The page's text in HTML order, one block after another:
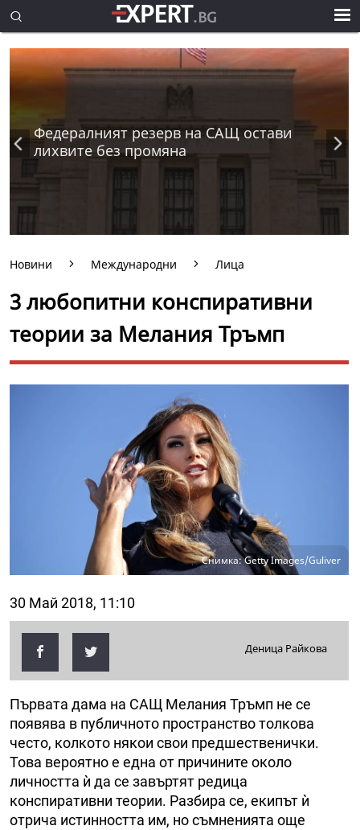
Федералният резерв на САЩ остави
лихвите без промяна
Новини Международни Лица
3 любопитни конспиративни
теории за Мелания Тръмп
Снимка: Getty Images/Guliver
30 Май 2018, 11:10
Деница Райкова
Първата дама на САЩ Мелания Тръмп не се
появява в публичното пространство толкова
често, колкото някои свои предшественички.
Това вероятно е една от причините около
личността ѝ да се завъртят редица
конспиративни теории. Разбира се, екипът ѝ
отрича истинността им, но съмненията още